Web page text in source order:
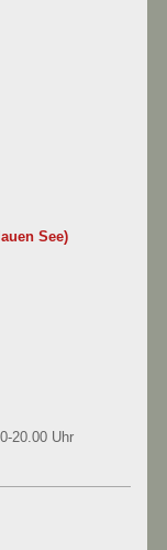
See)
20.00 Uhr